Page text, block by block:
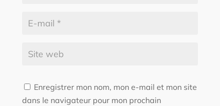
Enregistrer mon nom, mon e-mail et mon site
dans le navigateur pour mon prochain